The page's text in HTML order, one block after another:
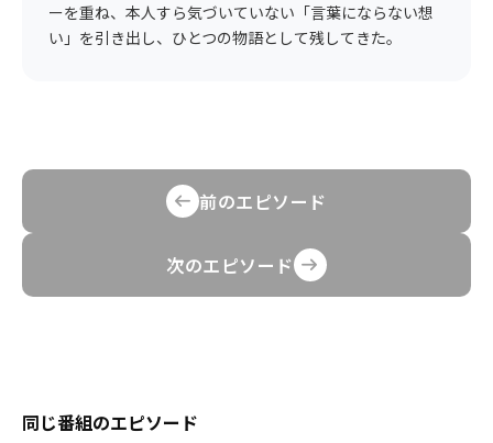
ーを重ね、本人すら気づいていない「言葉にならない想
い」を引き出し、ひとつの物語として残してきた。
前のエピソード
次のエピソード
同じ番組のエピソード